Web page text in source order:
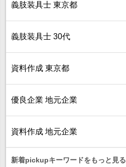
義肢装具士 東京都
義肢装具士 30代
資料作成 東京都
優良企業 地元企業
資料作成 地元企業
新着pickupキーワードをもっと見る